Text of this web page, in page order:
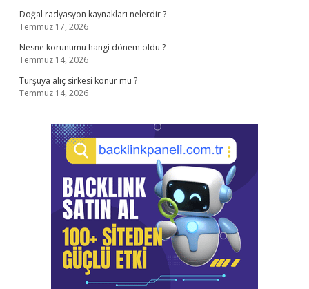
Doğal radyasyon kaynakları nelerdir ?
Temmuz 17, 2026
Nesne korunumu hangi dönem oldu ?
Temmuz 14, 2026
Turşuya alıç sirkesi konur mu ?
Temmuz 14, 2026